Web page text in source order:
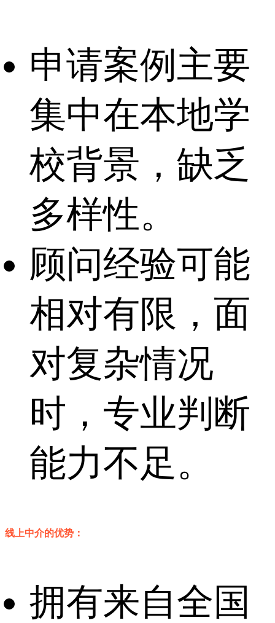
申请案例主要
集中在本地学
校背景，缺乏
多样性。
顾问经验可能
相对有限，面
对复杂情况
时，专业判断
能力不足。
线上中介的优势：
拥有来自全国